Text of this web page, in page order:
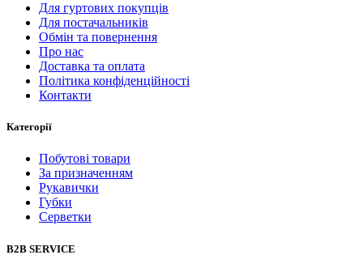
Для гуртових покупців
Для постачальників
Обмін та повернення
Про нас
Доставка та оплата
Політика конфіденційності
Контакти
Категорії
Побутові товари
За призначенням
Рукавички
Губки
Серветки
B2B SERVICE